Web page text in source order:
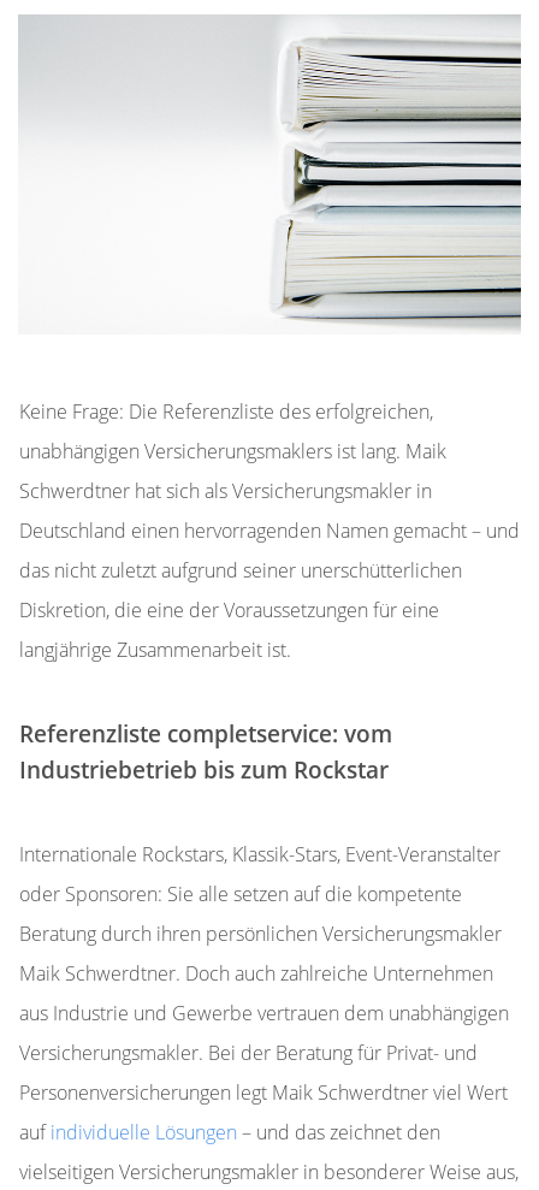
Keine Frage: Die Referenzliste des erfolgreichen,
unabhängigen Versicherungsmaklers ist lang. Maik
Schwerdtner hat sich als Versicherungsmakler in
Deutschland einen hervorragenden Namen gemacht – und
das nicht zuletzt aufgrund seiner unerschütterlichen
Diskretion, die eine der Voraussetzungen für eine
langjährige Zusammenarbeit ist.
Referenzliste completservice: vom
Industriebetrieb bis zum Rockstar
Internationale Rockstars, Klassik-Stars, Event-Veranstalter
oder Sponsoren: Sie alle setzen auf die kompetente
Beratung durch ihren persönlichen Versicherungsmakler
Maik Schwerdtner. Doch auch zahlreiche Unternehmen
aus Industrie und Gewerbe vertrauen dem unabhängigen
Versicherungsmakler. Bei der Beratung für Privat- und
Personenversicherungen legt Maik Schwerdtner viel Wert
aufindividuelle Lösungen – und das zeichnet den
vielseitigen Versicherungsmakler in besonderer Weise aus,